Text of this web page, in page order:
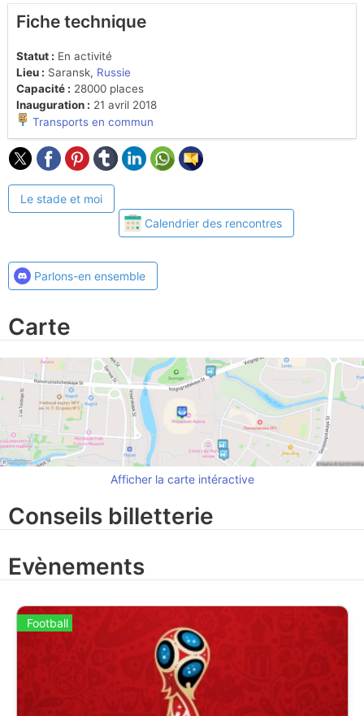
Fiche technique
Statut : En activité
Lieu : Saransk, Russie
Capacité : 28000 places
Inauguration : 21 avril 2018
Transports en commun
Le stade et moi
Calendrier des rencontres
Parlons-en ensemble
Carte
Afficher la carte intéractive
Conseils billetterie
Evènements
Football